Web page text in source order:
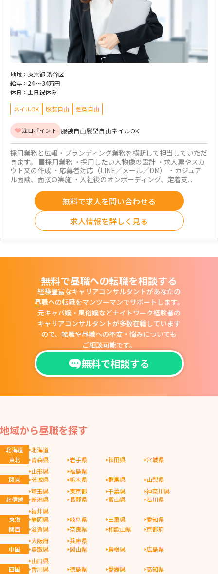
地域： 東京都 渋谷区
給与： 24 ～34万円
休日： 土日祝休み
ネイルOK 服装自由 髪型自由
注目ポイント 服装自由髪型自由ネイルOK
採用業務と広報・ブランディング業務を横断して担当していただ
きます。 ■採用業務 ・採用したい人物像の設計 ・求人票やスカ
ウト文の作成 ・応募者対応（LINE／メール／DM） ・カジュア
ル面談、面接の実施 ・入社後のオンボーディング、定着支...
無料で求人を問い合わせる
求人情報を詳しく見る
無料で昼職への転職を相談する
経験豊富なキャリアコンサルタントがあなたの
昼職への転職をマンツーマンでサポートします。
元キャバ嬢・風俗嬢などナイトワーク経験者の
キャリアコンサルタントが多数在籍しています
ので、 転職や昼職への不安・悩みについても
ご相談可能です。
無料で相談する
地域から昼職を探す
北海道
北海道
東北
青森県 岩手県 秋田県
宮城県
山形県
福島県
関東
茨城県 栃木県 群馬県
山梨県
埼玉県
東京都 千葉県
神奈川県
北信越
新潟県 長野県 富山県
石川県
福井県
東海
静岡県 岐阜県 三重県
愛知県
関西
滋賀県 奈良県 和歌山県
京都府
大阪府
兵庫県
中国
鳥取県 岡山県 島根県
広島県
山口県
四国
香川県 徳島県 愛媛県
高知県